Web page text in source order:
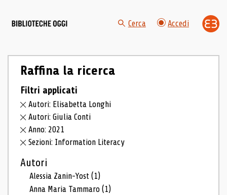
Cerca Accedi
Raffina la ricerca
Filtri applicati
Autori: Elisabetta Longhi
Autori: Giulia Conti
Anno: 2021
Sezioni: Information Literacy
Autori
Alessia Zanin-Yost(1)
Anna Maria Tammaro(1)